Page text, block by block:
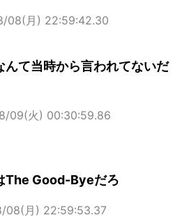
08(月) 22:59:42.30
んて当時から言われてないだ
09(火) 00:30:59.86
The Good-Byeだろ
08(月) 22:59:53.37